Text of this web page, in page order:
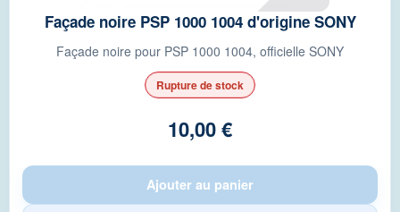
Façade noire PSP 1000 1004 d'origine SONY
Façade noire pour PSP 1000 1004, officielle SONY
Rupture de stock
10,00 €
Ajouter au panier